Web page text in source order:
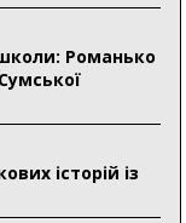
Романько
історій із